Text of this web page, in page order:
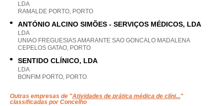
LDA
RAMALDE PORTO, PORTO
ANTÓNIO ALCINO SIMÕES - SERVIÇOS MÉDICOS, LDA
LDA
UNIAO FREGUESIAS AMARANTE SAO GONCALO MADALENA
CEPELOS GATAO, PORTO
SENTIDO CLÍNICO, LDA
LDA
BONFIM PORTO, PORTO
Outras empresas de "Atividades de prática médica de clíni..."
classificadas por Concelho